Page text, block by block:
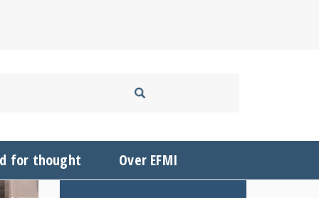
for thought Over EFMI